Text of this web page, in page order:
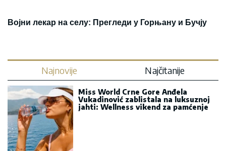
Војни лекар на селу: Прегледи у Горњану и Бучју
Najnovije Najčitanije
Miss World Crne Gore Anđela
Vukadinović zablistala na luksuznoj
jahti: Wellness vikend za pamćenje